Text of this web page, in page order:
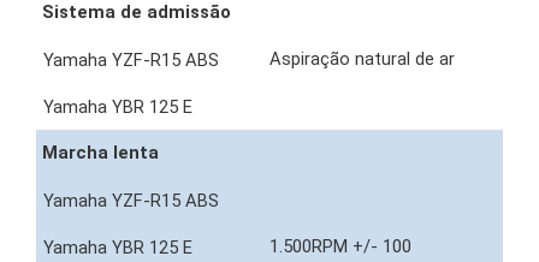
Sistema de admissão
Aspiração natural de ar
Marcha lenta
1.500RPM +/- 100